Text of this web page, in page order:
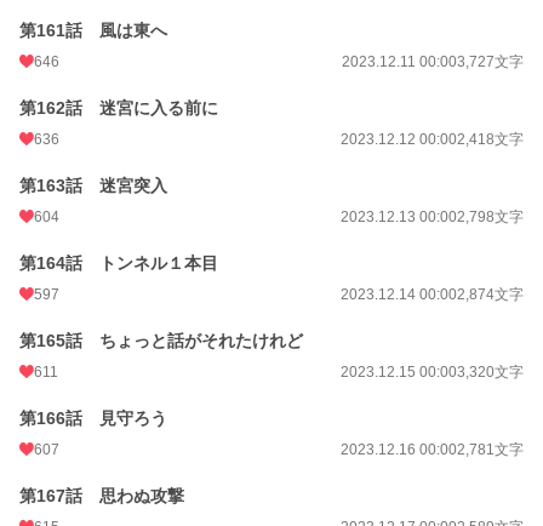
第161話 風は東へ
646 2023.12.11 00:003,727文字
第162話 迷宮に入る前に
636 2023.12.12 00:002,418文字
第163話 迷宮突入
604 2023.12.13 00:002,798文字
第164話 トンネル１本目
597 2023.12.14 00:002,874文字
第165話 ちょっと話がそれたけれど
611 2023.12.15 00:003,320文字
第166話 見守ろう
607 2023.12.16 00:002,781文字
第167話 思わぬ攻撃